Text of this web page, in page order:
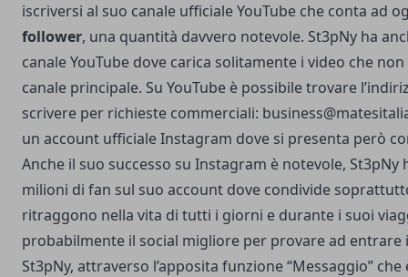
iscriversi al suo canale ufficiale YouTube che conta ad
follower, una quantità davvero notevole. St3pNy ha
canale YouTube dove carica solitamente i video che
canale principale. Su YouTube è possibile trovare
scrivere per richieste commerciali:
un account ufficiale Instagram dove si presenta però
Anche il suo successo su Instagram è notevole, St3pNy
milioni di fan sul suo account dove condivide
ritraggono nella vita di tutti i giorni e durante i suoi
probabilmente il social migliore per provare ad
St3pNy, attraverso l’apposita funzione “Messaggio”